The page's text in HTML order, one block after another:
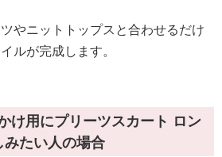
やニットトップスと合わせるだけ
ルが完成します。
け用にプリーツスカート ロン
たい人の場合